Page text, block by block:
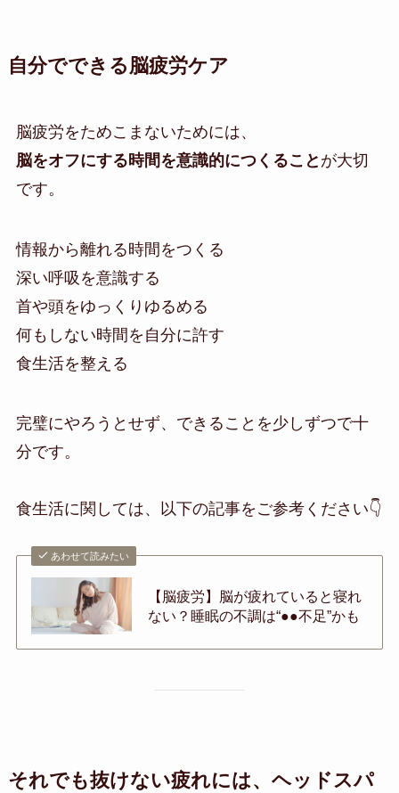
自分でできる脳疲労ケア
脳疲労をためこまないためには、
脳をオフにする時間を意識的につくること が大切
です。
情報から離れる時間をつくる
深い呼吸を意識する
首や頭をゆっくりゆるめる
何もしない時間を自分に許す
食生活を整える
完璧にやろうとせず、できることを少しずつで十
分です。
食生活に関しては、以下の記事をご参考ください👇
あわせて読みたい
【脳疲労】脳が疲れていると寝れ
ない？睡眠の不調は“●●不足”かも
それでも抜けない疲れには、ヘッドスパ